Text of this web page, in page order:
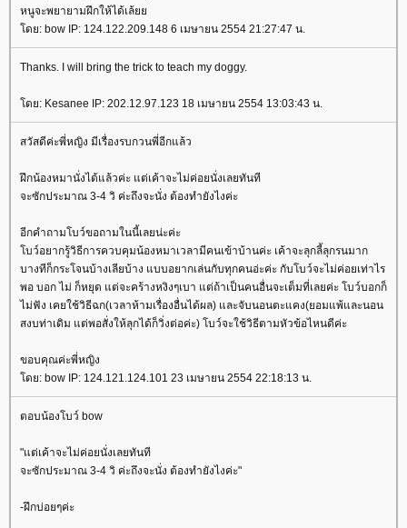
หนูจะพยายามฝึกให้ได้เล้
ดย: bow IP: 124.122.209.148 6 เมษายน 2554 21:27:47 น.
Thanks. I will bring the trick to teach my doggy.
ดย: Kesanee IP: 202.12.97.123 18 เมษายน 2554 13:03:43 น.
สวัสดีค่ะพี่หญิง มีเรื่องรบกวนพี่อีกแล้ว
ฝึกน้องหมานั่งได้แล้วค่ะ แต่เค้าจะไม่ค่อยนั่งเลยทันที
จะซักประมาณ 3-4 วิ ค่ะถึงจะนั่ง ต้องทำยังไงค่ะ
อีกคำถามโบว์ขอถามในนี้เลยน่ะค่ะ
บว์อยากรู้วิธีการควบคุมน้องหมาเวลามีคนเข้าบ้านค่ะ เค้าจะลุกลี้ลุกรนมาก
บางทีก็กระโจนบ้างเลียบ้าง แบบอยากเล่นกับทุกคนอ่ะค่ะ กับโบว์จะไม่ค่อยเท่าไร
พอ บอก ไม่ ก็หยุด แต่จะคร้างหงิงๆเบา แต่ถ้าเป็นคนอื่นจะเต็มที่เลยค่ะ โบว์บอกก็
ไม่ฟัง เคยใช้วิธีฉก(เวลาห้ามเรื่องอื่นได้ผล) และจับนอนตะแคง(ยอมแพ้และนอน
สงบท่าเดิม แต่พอสั่งให้ลุกได้ก็วิ่งต่อค่ะ) โบว์จะใช้วิธีตามหัวข้อไหนดีค่ะ
ขอบคุณค่ะพี่หญิง
ดย: bow IP: 124.121.124.101 23 เมษายน 2554 22:18:13 น.
ตอบน้องโบว์ bow
"แต่เค้าจะไม่ค่อยนั่งเลยทันที
จะซักประมาณ 3-4 วิ ค่ะถึงจะนั่ง ต้องทำยังไงค่ะ"
-ฝึกบ่อยๆค่ะ